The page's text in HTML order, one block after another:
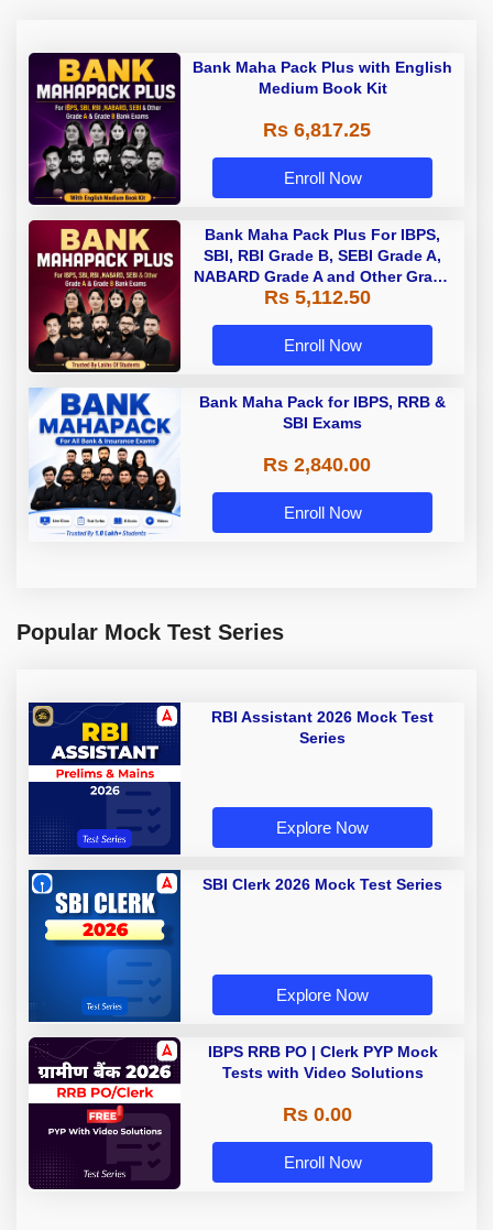
Bank Maha Pack Plus with English
Medium Book Kit
Rs 6,817.25
Enroll Now
Bank Maha Pack Plus For IBPS,
SBI, RBI Grade B, SEBI Grade A,
NABARD Grade A and Other Grade
A & Grade B Bank Exams
Rs 5,112.50
Enroll Now
Bank Maha Pack for IBPS, RRB &
SBI Exams
Rs 2,840.00
Enroll Now
Popular Mock Test Series
RBI Assistant 2026 Mock Test
Series
Explore Now
SBI Clerk 2026 Mock Test Series
Explore Now
IBPS RRB PO | Clerk PYP Mock
Tests with Video Solutions
Rs 0.00
Enroll Now